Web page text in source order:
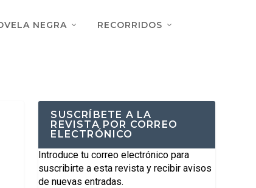
NEGRA RECORRIDOS
SUSCRÍBETE A LA
REVISTA POR CORREO
ELECTRÓNICO
Introduce tu correo electrónico para
suscribirte a esta revista y recibir avisos
de nuevas entradas.